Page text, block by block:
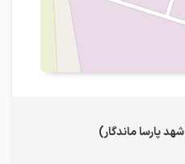
پارسا ماندگار)